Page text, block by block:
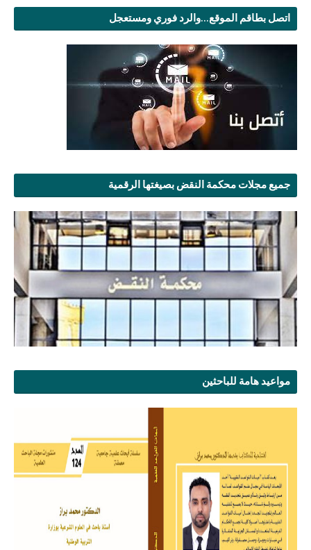
اتصل بطاقم الموقع...والرد فوري ومستعجل
جميع مجلات محكمة النقض بصيغتها الرقمية
مواعيد هامة للباحثين